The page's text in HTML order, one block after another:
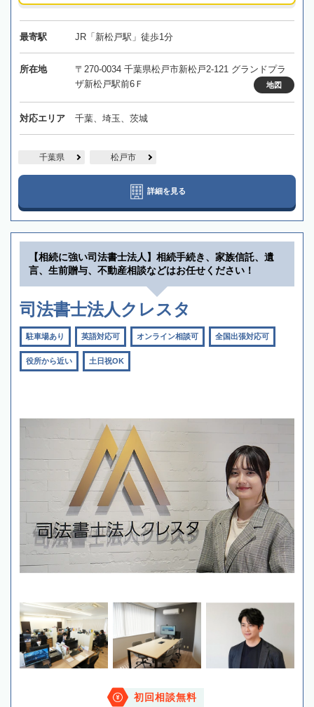
最寄駅 JR「新松戸駅」徒歩1分
所在地
〒270-0034 千葉県松戸市新松戸2-121 グランドプラ
ザ新松戸駅前6Ｆ
地図
対応エリア 千葉、埼玉、茨城
千葉県 松戸市
詳細を見る
【相続に強い司法書士法人】相続手続き、家族信託、遺
言、生前贈与、不動産相談などはお任せください！
司法書士法人クレスタ
駐車場あり 英語対応可 オンライン相談可 全国出張対応可
役所から近い 土日祝OK
初回相談無料